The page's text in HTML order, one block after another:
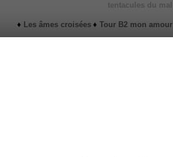
tentacules du mal
♦ Les âmes croisées ♦ Tour B2 mon amour